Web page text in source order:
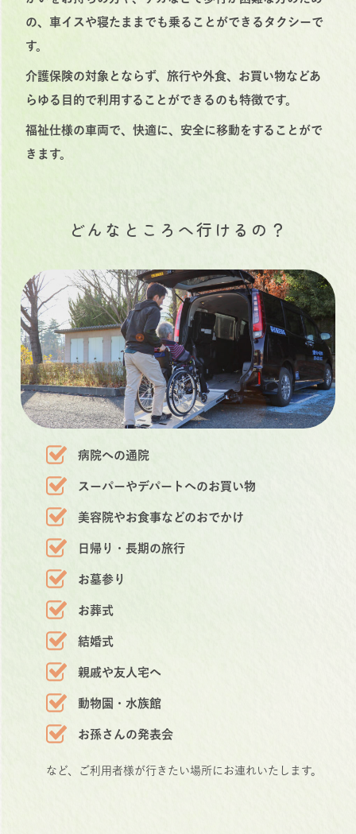
の、車イスや寝たままでも乗ることができるタクシーで
す。
介護保険の対象とならず、旅行や外食、お買い物などあ
らゆる目的で利用することができるのも特徴です。
福祉仕様の車両で、快適に、安全に移動をすることがで
きます。
どんなところへ行けるの？
病院への通院
スーパーやデパートへのお買い物
美容院やお食事などのおでかけ
日帰り・長期の旅行
お墓参り
お葬式
結婚式
親戚や友人宅へ
動物園・水族館
お孫さんの発表会
など、ご利用者様が行きたい場所にお連れいたします。